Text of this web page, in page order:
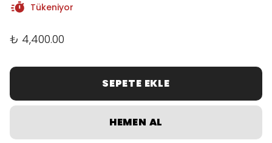
Tükeniyor
₺ 4,400.00
SEPETE EKLE
HEMEN AL